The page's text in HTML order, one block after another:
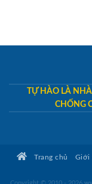
TỰ HÀO LÀ
CHỐNG
Trang chủ Giới